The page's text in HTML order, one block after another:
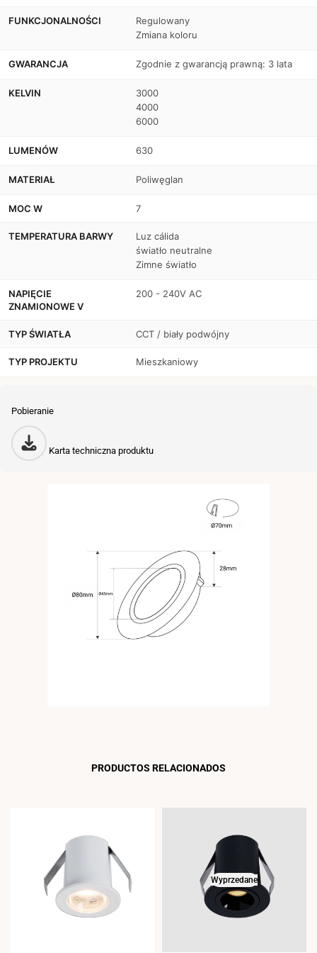
-
cięcia
IP20
-
cięcia
FUNKCJONALNOŚCI
Regulowany
Zmiana koloru
GWARANCJA Zgodnie z gwarancją prawną: 3 lata
KELVIN
3000
4000
6000
LUMENÓW 630
MATERIAŁ Poliwęglan
MOC W 7
TEMPERATURA BARWY
Luz cálida
światło neutralne
Zimne światło
NAPIĘCIE
ZNAMIONOWE V
200 - 240V AC
TYP ŚWIATŁA CCT / biały podwójny
TYP PROJEKTU Mieszkaniowy
Pobieranie
Karta techniczna produktu
PRODUCTOS RELACIONADOS
Wyprzedane